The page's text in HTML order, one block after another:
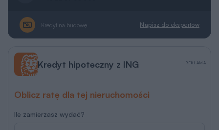
Kredyt na budowę Napisz do ekspertów
Kredyt hipoteczny z ING
Oblicz ratę dla tej nieruchomości
Ile zamierzasz wydać?
REKLAMA